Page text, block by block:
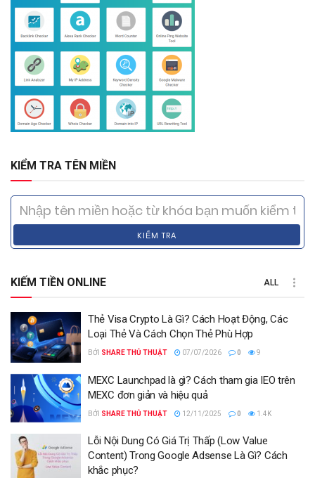
KIỂM TRA TÊN MIỀN
KIỂM TRA
KIẾM TIỀN ONLINE ALL
Thẻ Visa Crypto Là Gì? Cách Hoạt Động, Các
Loại Thẻ Và Cách Chọn Thẻ Phù Hợp
BỞI SHARE THỦ THUẬT 07/07/2026 0 9
MEXC Launchpad là gì? Cách tham gia IEO trên
MEXC đơn giản và hiệu quả
BỞI SHARE THỦ THUẬT 12/11/2025 0 1.4K
Lỗi Nội Dung Có Giá Trị Thấp (Low Value
Content) Trong Google Adsense Là Gì? Cách
khắc phục?